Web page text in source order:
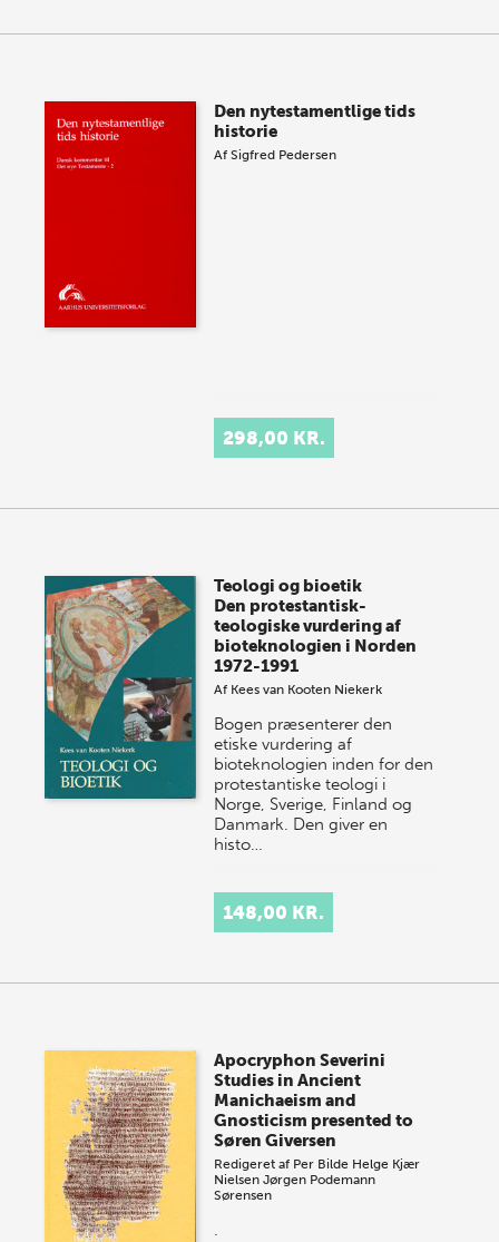
Den nytestamentlige tids
historie
AfSigfred Pedersen
298,00 KR.
Teologi og bioetik
Den protestantisk-
teologiske vurdering af
bioteknologien i Norden
1972-1991
Af Kees van Kooten Niekerk
Bogen præsenterer den
etiske vurdering af
bioteknologien inden for den
protestantiske teologi i
Norge, Sverige, Finland og
Danmark. Den giver en
histo…
148,00 KR.
Apocryphon Severini
Studies in Ancient
Manichaeism and
Gnosticism presented to
Søren Giversen
Redigeret af Per Bilde Helge Kjær
Nielsen Jørgen Podemann
Sørensen
.